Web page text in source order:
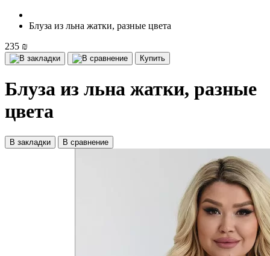
Блуза из льна жатки, разные цвета
235 ₪
Купить
Блуза из льна жатки, разные
цвета
В закладки В сравнение